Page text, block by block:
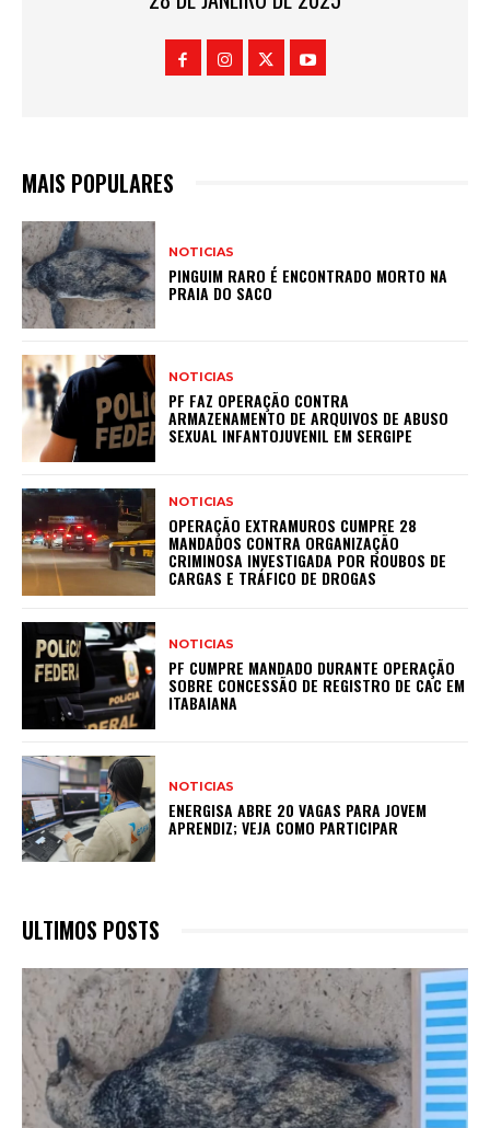
MAIS POPULARES
NOTICIAS
PINGUIM RARO É ENCONTRADO MORTO NA
PRAIA DO SACO
NOTICIAS
PF FAZ OPERAÇÃO CONTRA
ARMAZENAMENTO DE ARQUIVOS DE ABUSO
SEXUAL INFANTOJUVENIL EM SERGIPE
NOTICIAS
OPERAÇÃO EXTRAMUROS CUMPRE 28
MANDADOS CONTRA ORGANIZAÇÃO
CRIMINOSA INVESTIGADA POR ROUBOS DE
CARGAS E TRÁFICO DE DROGAS
NOTICIAS
PF CUMPRE MANDADO DURANTE OPERAÇÃO
SOBRE CONCESSÃO DE REGISTRO DE CAC EM
ITABAIANA
NOTICIAS
ENERGISA ABRE 20 VAGAS PARA JOVEM
APRENDIZ; VEJA COMO PARTICIPAR
ULTIMOS POSTS